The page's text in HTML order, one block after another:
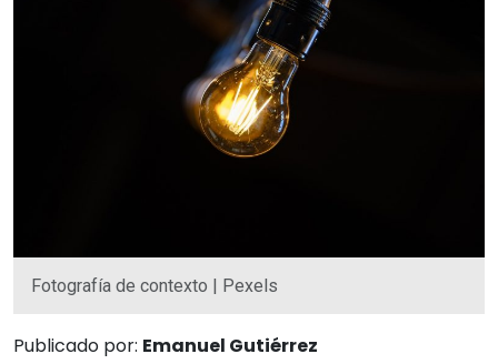
Fotografía de contexto | Pexels
Publicado por: Emanuel Gutiérrez